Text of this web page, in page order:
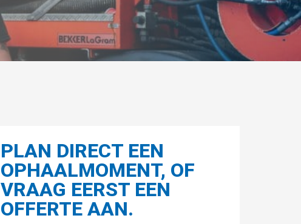
PLAN DIRECT EEN
OPHAALMOMENT, OF
VRAAG EERST EEN
OFFERTE AAN.